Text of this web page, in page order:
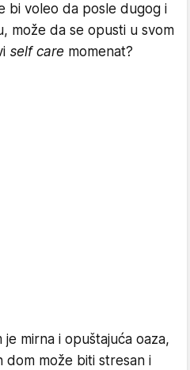
bi voleo da posle dugog i
može da se opusti u svom
self care momenat?
mirna i opuštajuća oaza,
može biti stresan i